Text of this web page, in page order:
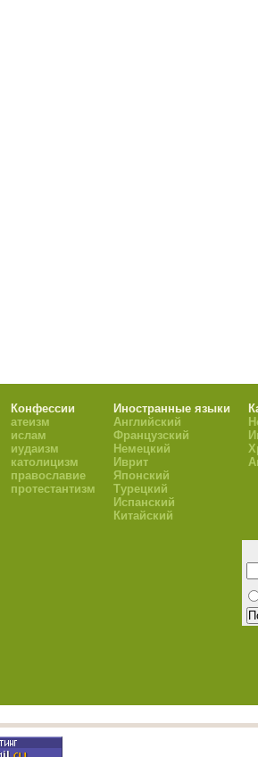
Конфессии
атеизм
ислам
иудаизм
католицизм
православие
протестантизм
Иностранные языки
Английский
Французский
Немецкий
Иврит
Японский
Турецкий
Испанский
Китайский